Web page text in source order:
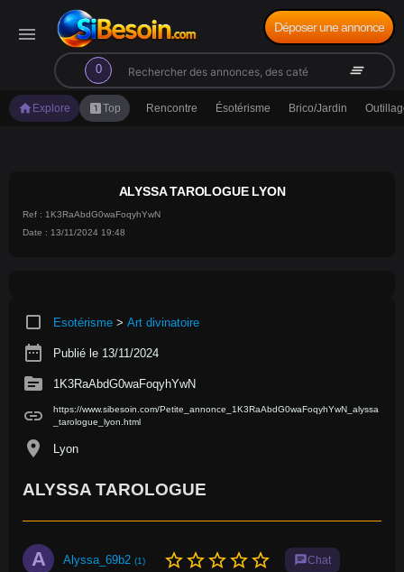
menu
0
search clear_all
Déposer une annonce
home Explore looks_oneTop Rencontre Ésotérisme Brico/Jardin
ALYSSA TAROLOGUE LYON
Ref : 1K3RaAbdG0waFoqyhYwN
Date : 13/11/2024 19:48
crop_square Esotérisme > Art divinatoire
date_range Publié le 13/11/2024
source 1K3RaAbdG0waFoqyhYwN
link
https://www.sibesoin.com/Petite_annonce_1K3RaAbdG0waFoqyhYwN_alyssa
_tarologue_lyon.html
location_on Lyon
ALYSSA TAROLOGUE
A Alyssa_69b2 (1) star_borderstar_borderstar_borderstar_borderstar_border chatChat